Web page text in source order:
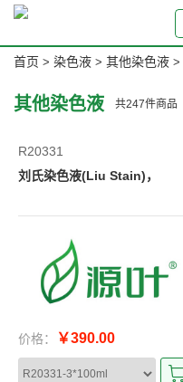
首页 > 染色液 > 其他染色液 >
其他染色液 共247件商品
R20331
刘氏染色液(Liu Stain)，
价格： ￥390.00